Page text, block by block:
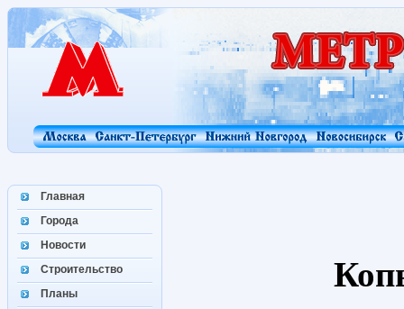
Главная
Города
Новости
Строительство
Планы